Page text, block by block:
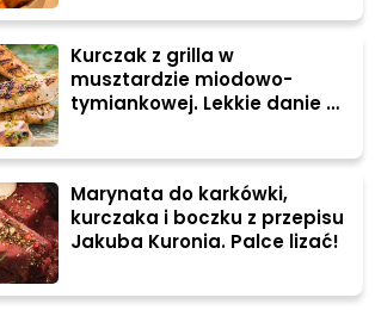
Kurczak z grilla w
musztardzie miodowo-
tymiankowej. Lekkie danie o
Marynata do karkówki,
kurczaka i boczku z przepisu
Jakuba Kuronia. Palce lizać!